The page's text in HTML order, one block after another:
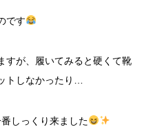
です
すが、履いてみると硬くて靴
トしなかったり…
しっくり来ました